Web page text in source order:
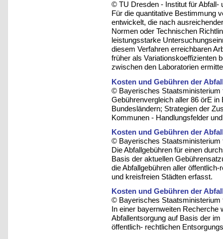
© TU Dresden - Institut für Abfall-
Für die quantitative Bestimmung
entwickelt, die nach
Normen oder Technischen
leistungsstarke
diesem Verfahren erreichbaren
früher als Variationskoeffizienten
zwischen den Laboratorien
Kosten und Gebühren der
© Bayerisches Staatsministerium
Gebührenvergleich aller 86 örE in
Bundesländern; Strategien der
Kommunen - Handlungsfelder
Kosten und Gebühren der
© Bayerisches Staatsministerium
Die Abfallgebühren für einen
Basis der aktuellen
die Abfallgebühren aller
und kreisfreien Städten erfasst.
Kosten und Gebühren der
© Bayerisches Staatsministerium
In einer bayernweiten Recherche
Abfallentsorgung auf Basis der
öffentlich- rechtlichen